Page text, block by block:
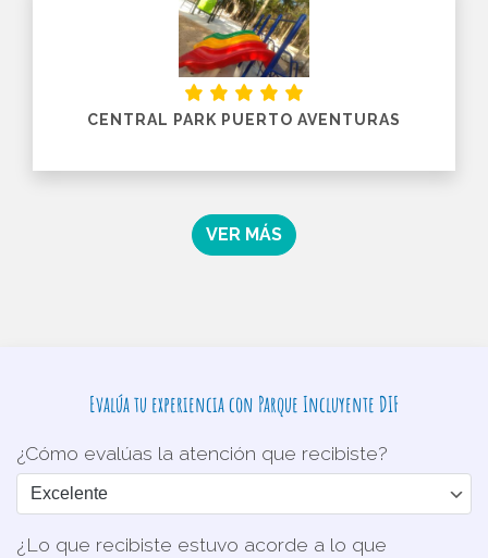
CENTRAL PARK PUERTO AVENTURAS
VER MÁS
Evalúa tu experiencia con Parque Incluyente DIF
¿Cómo evalúas la atención que recibiste?
¿Lo que recibiste estuvo acorde a lo que